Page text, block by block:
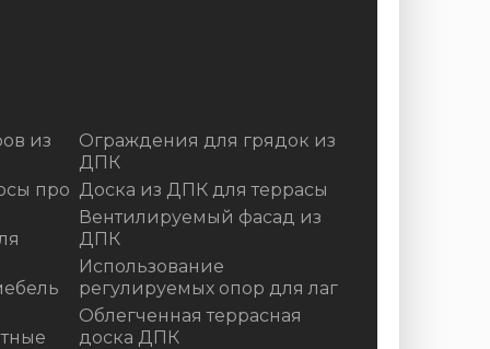
из
про
Ограждения для грядок из
ДПК
Доска из ДПК для террасы
Вентилируемый фасад из
ДПК
Использование
регулируемых опор для лаг
Облегченная террасная
доска ДПК